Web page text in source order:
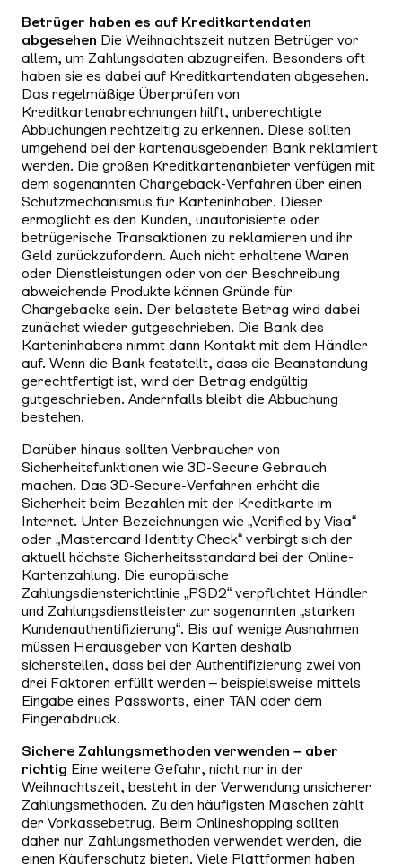
Betrüger haben es auf Kreditkartendaten
abgesehen Die Weihnachtszeit nutzen Betrüger vor
allem, um Zahlungsdaten abzugreifen. Besonders oft
haben sie es dabei auf Kreditkartendaten abgesehen.
Das regelmäßige Überprüfen von
Kreditkartenabrechnungen hilft, unberechtigte
Abbuchungen rechtzeitig zu erkennen. Diese sollten
umgehend bei der kartenausgebenden Bank reklamiert
werden. Die großen Kreditkartenanbieter verfügen mit
dem sogenannten Chargeback-Verfahren über einen
Schutzmechanismus für Karteninhaber. Dieser
ermöglicht es den Kunden, unautorisierte oder
betrügerische Transaktionen zu reklamieren und ihr
Geld zurückzufordern. Auch nicht erhaltene Waren
oder Dienstleistungen oder von der Beschreibung
abweichende Produkte können Gründe für
Chargebacks sein. Der belastete Betrag wird dabei
zunächst wieder gutgeschrieben. Die Bank des
Karteninhabers nimmt dann Kontakt mit dem Händler
auf. Wenn die Bank feststellt, dass die Beanstandung
gerechtfertigt ist, wird der Betrag endgültig
gutgeschrieben. Andernfalls bleibt die Abbuchung
bestehen.
Darüber hinaus sollten Verbraucher von
Sicherheitsfunktionen wie 3D-Secure Gebrauch
machen. Das 3D-Secure-Verfahren erhöht die
Sicherheit beim Bezahlen mit der Kreditkarte im
Internet. Unter Bezeichnungen wie „Verified by Visa“
oder „Mastercard Identity Check“ verbirgt sich der
aktuell höchste Sicherheitsstandard bei der Online-
Kartenzahlung. Die europäische
Zahlungsdiensterichtlinie „PSD2“ verpflichtet Händler
und Zahlungsdienstleister zur sogenannten „starken
Kundenauthentifizierung“. Bis auf wenige Ausnahmen
müssen Herausgeber von Karten deshalb
sicherstellen, dass bei der Authentifizierung zwei von
drei Faktoren erfüllt werden – beispielsweise mittels
Eingabe eines Passworts, einer TAN oder dem
Fingerabdruck.
Sichere Zahlungsmethoden verwenden – aber
richtig Eine weitere Gefahr, nicht nur in der
Weihnachtszeit, besteht in der Verwendung unsicherer
Zahlungsmethoden. Zu den häufigsten Maschen zählt
der Vorkassebetrug. Beim Onlineshopping sollten
daher nur Zahlungsmethoden verwendet werden, die
einen Käuferschutz bieten. Viele Plattformen haben